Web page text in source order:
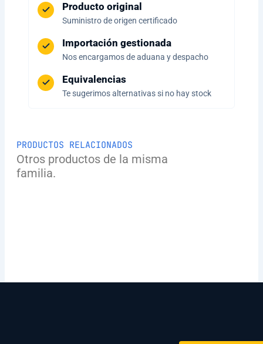
Producto original
Suministro de origen certificado
Importación gestionada
Nos encargamos de aduana y despacho
Equivalencias
Te sugerimos alternativas si no hay stock
PRODUCTOS RELACIONADOS
Otros productos de la misma
familia.